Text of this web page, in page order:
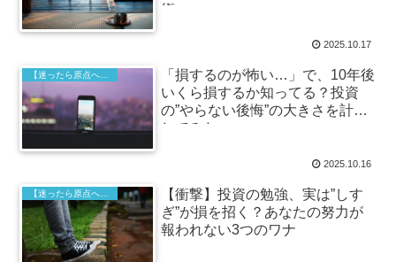
術
2025.10.17
「損するのが怖い…」で、10年後
いくら損するか知ってる？投資
の”やらない後悔”の大きさを計算
してみた
2025.10.16
【迷ったら原点へ】本質を見抜くための投資哲学
【衝撃】投資の勉強、実は”しす
ぎ”が損を招く？あなたの努力が
報われない3つのワナ